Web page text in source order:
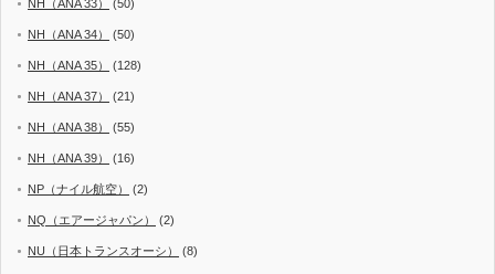
NH（ANA 33） (50)
NH（ANA 34） (50)
NH（ANA 35） (128)
NH（ANA 37） (21)
NH（ANA 38） (55)
NH（ANA 39） (16)
NP（ナイル航空） (2)
NQ（エアージャパン） (2)
NU（日本トランスオーシ） (8)